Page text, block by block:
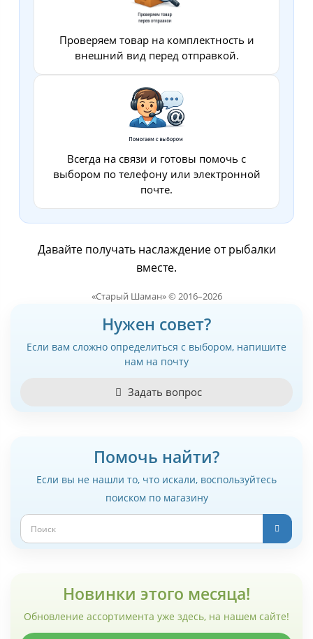
Проверяем товар на комплектность и
внешний вид перед отправкой.
Всегда на связи и готовы помочь с
выбором по телефону или электронной
почте.
Давайте получать наслаждение от рыбалки
вместе.
«Старый Шаман» © 2016–2026
Нужен совет?
Если вам сложно определиться с выбором, напишите
нам на почту
Задать вопрос
Помочь найти?
Если вы не нашли то, что искали, воспользуйтесь
поиском по магазину
Новинки этого месяца!
Обновление ассортимента уже здесь, на нашем сайте!